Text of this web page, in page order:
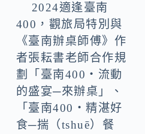
2024適逢臺南
400，觀旅局特別與
《臺南辦桌師傅》作
者張耘書老師合作規
劃「臺南400‧流動
的盛宴─來辦桌」、
「臺南400‧精湛好
食─揣（tshuē）餐